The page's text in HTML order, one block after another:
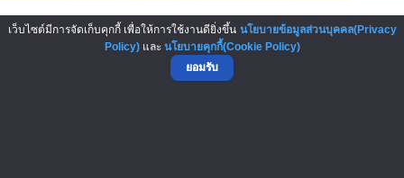
โอกาสสู่การเป็นผู้ประกอบการสถานี
บริการน้ำมันเชลล์ บริษัทพลังงานระดับ
โลก...
เว็บไซต์มีการจัดเก็บคุกกี้ เพื่อให้การใช้งานดียิ่งขึ้น นโยบายข้อมูลส่วนบุคคล(Privacy
Policy)และ นโยบายคุกกี้(Cookie Policy)
ยอมรับ